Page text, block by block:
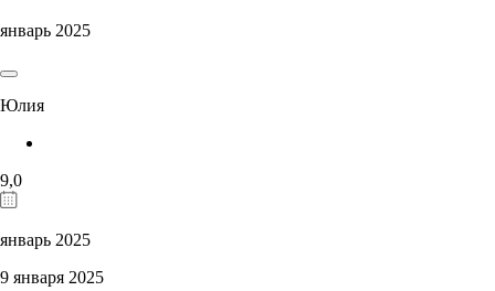
январь 2025
Юлия
9,0
январь 2025
9 января 2025